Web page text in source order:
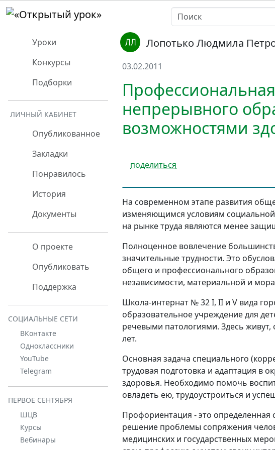
Уроки
Конкурсы
Подборки
ЛИЧНЫЙ КАБИНЕТ
Опубликованное
Закладки
Понравилось
История
Документы
О проекте
Опубликовать
Поддержка
СОЦИАЛЬНЫЕ СЕТИ
ВКонтакте
Одноклассники
YouTube
Telegram
ПЕРВОЕ СЕНТЯБРЯ
ШЦВ
Курсы
Вебинары
Лопотько Людмила
03.02.2011
непрерывного
возможностями
поделиться
На современном этапе развития
изменяющимся условиям
на рынке труда являются менее
Полноценное вовлечение
значительные трудности. Это
общего и профессионального
независимости, материальной и
Школа-интернат № 32 I, II и V вида
образовательное учреждение для
речевыми патологиями. Здесь
лет.
Основная задача специального
трудовая подготовка и адаптация
здоровья. Необходимо помочь
овладеть ею, трудоустроиться и
Профориентация - это
решение проблемы сопряжения
медицинских и государственных